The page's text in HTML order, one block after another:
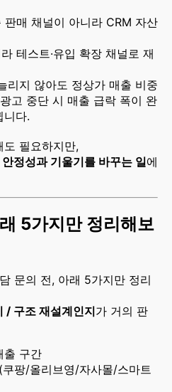
매 채널이 아니라 CRM 자산
테스트·유입 확장 채널로 재
리지 않아도 정상가 매출 비중
고 중단 시 매출 급락 폭이 완
니다.
도 필요하지만,
정성과 기울기를 바꾸는 일에
5가지만 정리해보
문의 전, 아래 5가지만 정리
/ 구조 재설계인지가 거의 판
출 구간
팡/올리브영/자사몰/스마트